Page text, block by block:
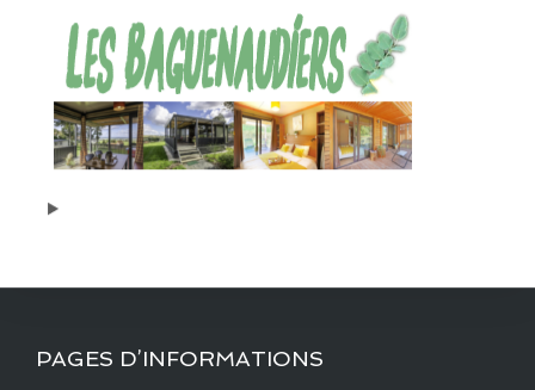
Chèque-vacances PayPal
MasterCard
PAGES D’INFORMATIONS